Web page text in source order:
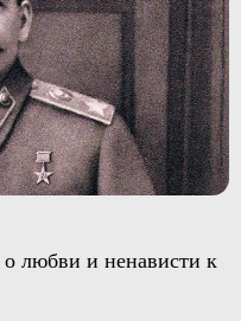
любви и ненависти к